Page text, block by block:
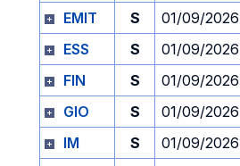
EMIT
S 01/09/2026
ESS
S 01/09/2026
FIN
S 01/09/2026
GIO
S 01/09/2026
IM
S 01/09/2026